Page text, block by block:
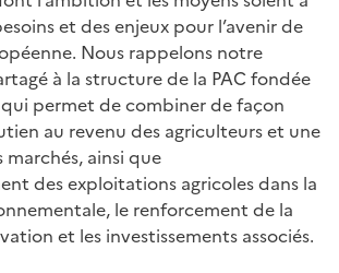
et des enjeux pour l’avenir de
Nous rappelons notre
à la structure de la PAC fondée
permet de combiner de façon
au revenu des agriculteurs et une
ainsi que
des exploitations agricoles dans la
le renforcement de la
et les investissements associés.